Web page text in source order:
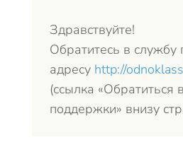
Здравствуйте!
Обратитесь в
адресу http://
(ссылка «Обратиться
поддержки» внизу